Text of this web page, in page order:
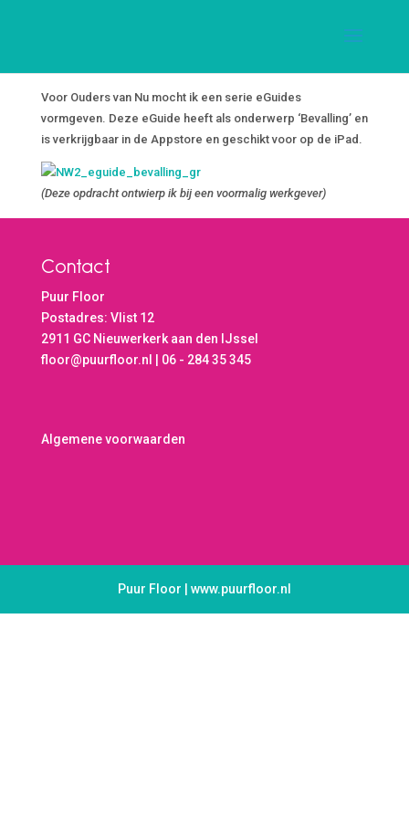
Voor Ouders van Nu mocht ik een serie eGuides
vormgeven. Deze eGuide heeft als onderwerp ‘Bevalling’ en
is verkrijgbaar in de Appstore en geschikt voor op de iPad.
(Deze opdracht ontwierp ik bij een voormalig werkgever)
Contact
Puur Floor
Postadres: Vlist 12
2911 GC Nieuwerkerk aan den IJssel
floor@puurfloor.nl | 06 - 284 35 345
Algemene voorwaarden
Puur Floor | www.puurfloor.nl